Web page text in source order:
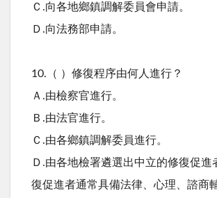
Ｃ.向各地鄉鎮調解委員會申請。
Ｄ.向法務部申請。
10.（ ）修復程序由何人進行？
Ａ.由檢察官進行。
Ｂ.由法官進行。
Ｃ.由各鄉鎮調解委員進行。
Ｄ.由各地檢署遴選出中立的修復促進
復促進者通常具備法律、心理、諮商